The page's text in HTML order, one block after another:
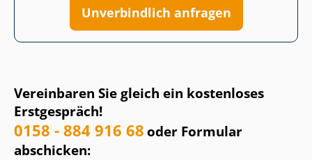
Vereinbaren Sie gleich ein kostenloses
Erstgespräch!
0158 - 884 916 68oder Formular
abschicken:
Unverbindlich anfragen